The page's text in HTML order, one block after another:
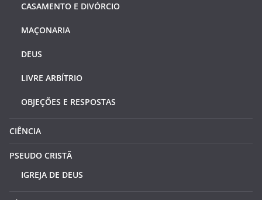
CASAMENTO E DIVÓRCIO
MAÇONARIA
DEUS
LIVRE ARBÍTRIO
OBJEÇÕES E RESPOSTAS
CIÊNCIA
PSEUDO CRISTÃ
IGREJA DE DEUS